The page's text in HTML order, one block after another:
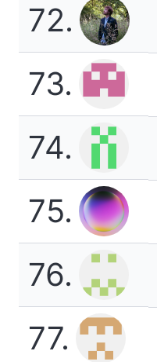
72.
73.
74.
75.
76.
77.